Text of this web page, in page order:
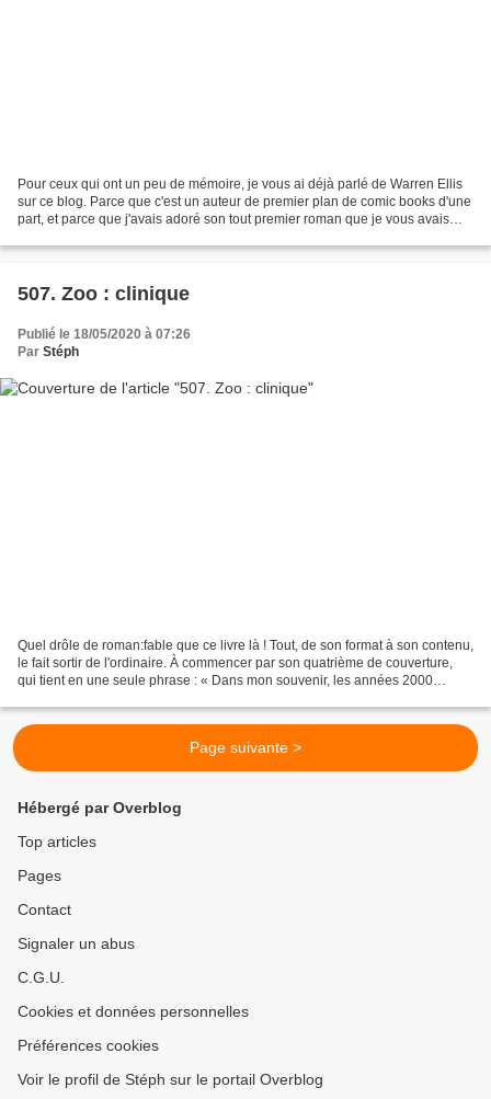
Pour ceux qui ont un peu de mémoire, je vous ai déjà parlé de Warren Ellis
sur ce blog. Parce que c'est un auteur de premier plan de comic books d'une
part, et parce que j'avais adoré son tout premier roman que je vous avais
507. Zoo : clinique
Publié le 18/05/2020 à 07:26
Par Stéph
Quel drôle de roman:fable que ce livre là ! Tout, de son format à son contenu,
le fait sortir de l'ordinaire. À commencer par son quatrième de couverture,
qui tient en une seule phrase : « Dans mon souvenir, les années 2000
Page suivante >
Hébergé par Overblog
Top articles
Pages
Contact
Signaler un abus
C.G.U.
Cookies et données personnelles
Préférences cookies
Voir le profil de Stéph sur le portail Overblog